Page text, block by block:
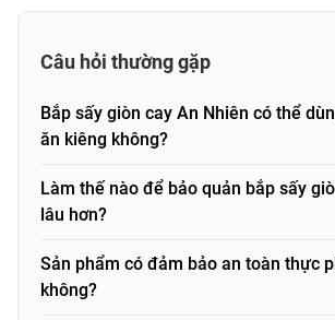
Thông tin sản phẩm
Tên sản phẩm
Bắp sấy giòn cay -
Thương hiệu An Nhiên
Khối lượng / Dung
tích
Loại sản phẩm
Câu hỏi thường gặp
Bắp sấy giòn cay An Nhiên có thể
ăn kiêng không?
Làm thế nào để bảo quản bắp sấy
lâu hơn?
Sản phẩm có đảm bảo an toàn thực
không?